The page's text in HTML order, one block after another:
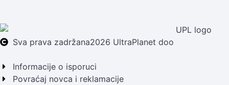
Sva prava zadržana2026 UltraPlanet doo
Informacije o isporuci
Povraćaj novca i reklamacije